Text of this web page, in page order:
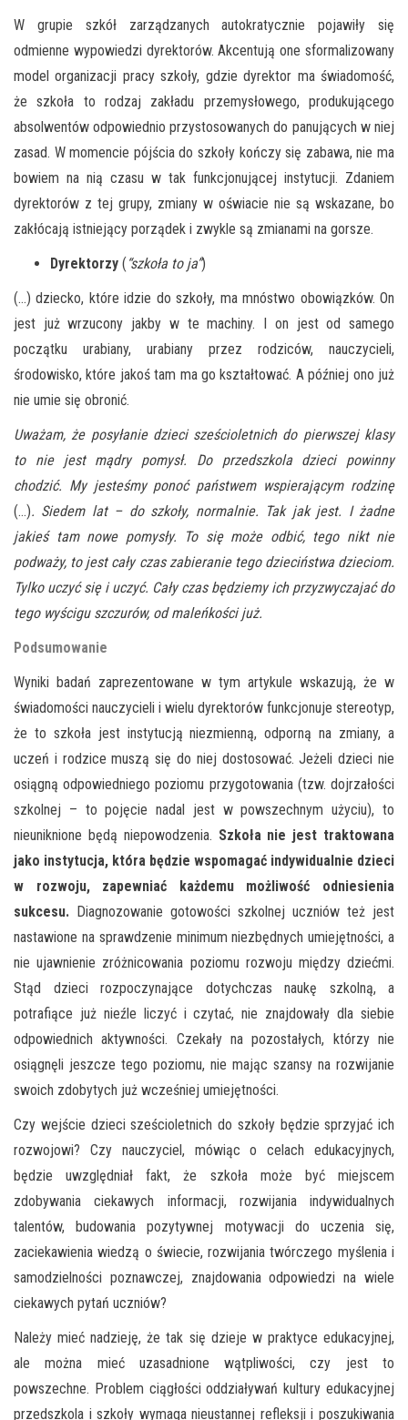
W grupie szkół zarządzanych autokratycznie pojawiły się
odmienne wypowiedzi dyrektorów. Akcentują one sformalizowany
model organizacji pracy szkoły, gdzie dyrektor ma świadomość,
że szkoła to rodzaj zakładu przemysłowego, produkującego
absolwentów odpowiednio przystosowanych do panujących w niej
zasad. W momencie pójścia do szkoły kończy się zabawa, nie ma
bowiem na nią czasu w tak funkcjonującej instytucji. Zdaniem
dyrektorów z tej grupy, zmiany w oświacie nie są wskazane, bo
zakłócają istniejący porządek i zwykle są zmianami na gorsze.
Dyrektorzy (“szkoła to ja”)
(…) dziecko, które idzie do szkoły, ma mnóstwo obowiązków. On
jest już wrzucony jakby w te machiny. I on jest od samego
początku urabiany, urabiany przez rodziców, nauczycieli,
środowisko, które jakoś tam ma go kształtować. A później ono już
nie umie się obronić.
Uważam, że posyłanie dzieci sześcioletnich do pierwszej klasy
to nie jest mądry pomysł. Do przedszkola dzieci powinny
chodzić. My jesteśmy ponoć państwem wspierającym rodzinę
(…). Siedem lat – do szkoły, normalnie. Tak jak jest. I żadne
jakieś tam nowe pomysły. To się może odbić, tego nikt nie
podważy, to jest cały czas zabieranie tego dzieciństwa dzieciom.
Tylko uczyć się i uczyć. Cały czas będziemy ich przyzwyczajać do
tego wyścigu szczurów, od maleńkości już.
Podsumowanie
Wyniki badań zaprezentowane w tym artykule wskazują, że w
świadomości nauczycieli i wielu dyrektorów funkcjonuje stereotyp,
że to szkoła jest instytucją niezmienną, odporną na zmiany, a
uczeń i rodzice muszą się do niej dostosować. Jeżeli dzieci nie
osiągną odpowiedniego poziomu przygotowania (tzw. dojrzałości
szkolnej – to pojęcie nadal jest w powszechnym użyciu), to
nieuniknione będą niepowodzenia. Szkoła nie jest traktowana
jako instytucja, która będzie wspomagać indywidualnie dzieci
w rozwoju, zapewniać każdemu możliwość odniesienia
sukcesu. Diagnozowanie gotowości szkolnej uczniów też jest
nastawione na sprawdzenie minimum niezbędnych umiejętności, a
nie ujawnienie zróżnicowania poziomu rozwoju między dziećmi.
Stąd dzieci rozpoczynające dotychczas naukę szkolną, a
potrafiące już nieźle liczyć i czytać, nie znajdowały dla siebie
odpowiednich aktywności. Czekały na pozostałych, którzy nie
osiągnęli jeszcze tego poziomu, nie mając szansy na rozwijanie
swoich zdobytych już wcześniej umiejętności.
Czy wejście dzieci sześcioletnich do szkoły będzie sprzyjać ich
rozwojowi? Czy nauczyciel, mówiąc o celach edukacyjnych,
będzie uwzględniał fakt, że szkoła może być miejscem
zdobywania ciekawych informacji, rozwijania indywidualnych
talentów, budowania pozytywnej motywacji do uczenia się,
zaciekawienia wiedzą o świecie, rozwijania twórczego myślenia i
samodzielności poznawczej, znajdowania odpowiedzi na wiele
ciekawych pytań uczniów?
Należy mieć nadzieję, że tak się dzieje w praktyce edukacyjnej,
ale można mieć uzasadnione wątpliwości, czy jest to
powszechne. Problem ciągłości oddziaływań kultury edukacyjnej
przedszkola i szkoły wymaga nieustannej refleksji i poszukiwania